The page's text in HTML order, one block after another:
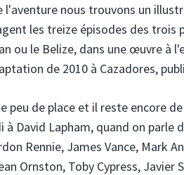
l'aventure nous trouvons un
les treize épisodes des trois
ou le Belize, dans une œuvre à
de 2010 à Cazadores,
peu de place et il reste encore
à David Lapham, quand on
Rennie, James Vance, Mark
Ornston, Toby Cypress,